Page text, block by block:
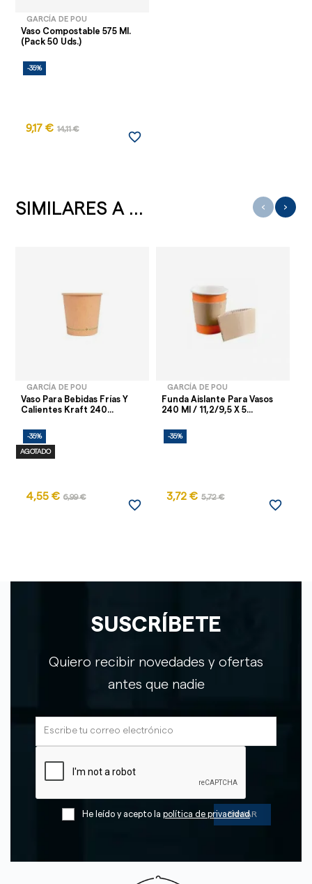
GARCÍA DE POU
Vaso Compostable 575 Ml.
(Pack 50 Uds.)
-35%
9,17 € 14,11 €
favorite_border
SIMILARES A ...
GARCÍA DE POU
Vaso Para Bebidas Frías Y
Calientes Kraft 240...
-35%
AGOTADO
4,55 € 6,99 €
favorite_border
GARCÍA DE POU
Funda Aislante Para Vasos
240 Ml / 11,2/9,5 X 5...
-35%
3,72 € 5,72 €
favorite_border
‹ ›
SUSCRÍBETE
Quiero recibir novedades y ofertas
antes que nadie
He leído y acepto la política de privacidad